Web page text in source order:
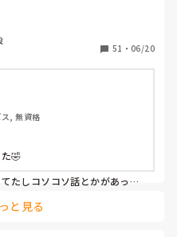
です。
51 ・ 06/20
, 無資格
🤣
たしコソコソ話とかがあった
いてますよ！
と見る